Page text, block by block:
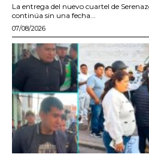
La entrega del nuevo cuartel de
continúa sin una fecha...
07/08/2026